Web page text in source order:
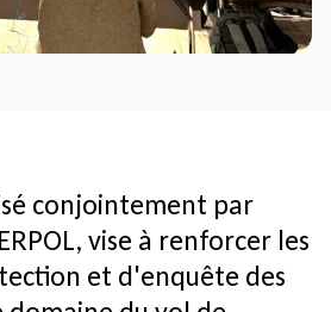
conjointement par
vise à renforcer les
et d'enquête des